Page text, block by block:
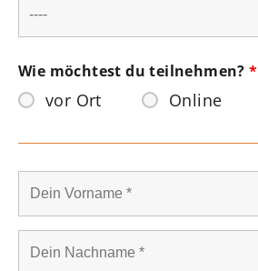
Wie möchtest du teilnehmen?*
vor Ort Online